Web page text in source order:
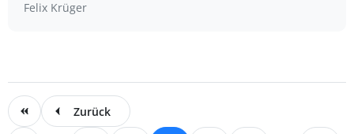
Felix Krüger
Zurück